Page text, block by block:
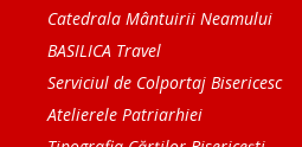
Catedrala Mântuirii Neamului
BASILICA Travel
Serviciul de Colportaj Bisericesc
Atelierele Patriarhiei